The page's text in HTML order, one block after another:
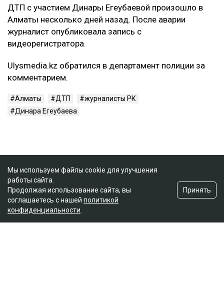
ДТП с участием Динары Егеубаевой произошло в
Алматы несколько дней назад. После аварии
журналист опубликовала запись с
видеорегистратора.
Ulysmedia.kz обратился в департамент полиции за
комментарием.
Алматы ДТП
журналисты РК
Динара Егеубаева
Мы используем файлы cookie для улучшения
работы сайта.
Продолжая использование сайта, вы
соглашаетесь с нашей политикой
конфиденциальности
Принять